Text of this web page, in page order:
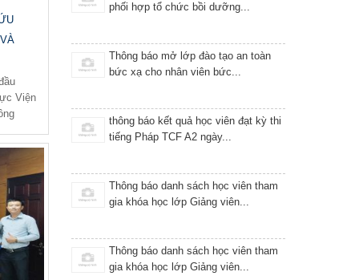
phối hợp tổ chức bồi dưỡng...
Thông báo mở lớp đào tạo an toàn
bức xạ cho nhân viên bức...
thông báo kết quả học viên đạt kỳ thi
tiếng Pháp TCF A2 ngày...
Thông báo danh sách học viên tham
gia khóa học lớp Giảng viên...
Thông báo danh sách học viên tham
gia khóa học lớp Giảng viên...
Viện